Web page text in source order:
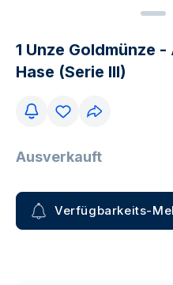
1 Unze Goldmünze
Hase (Serie III)
Ausverkauft
Verfügbarkeits-